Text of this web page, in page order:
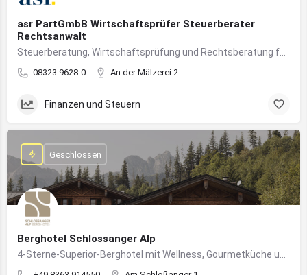
asr PartGmbB Wirtschaftsprüfer Steuerberater
Rechtsanwalt
08323 9628-0 An der Mälzerei 2
Finanzen und Steuern
Berghotel Schlossanger Alp
Geschlossen